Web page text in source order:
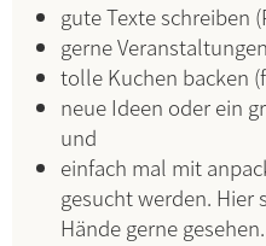
gute Texte schreiben
gerne
tolle Kuchen backen
neue Ideen oder ein
und
einfach mal mit
gesucht werden. Hier
Hände gerne gesehen.